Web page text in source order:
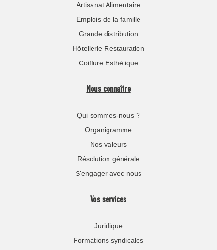
Artisanat Alimentaire
Emplois de la famille
Grande distribution
Hôtellerie Restauration
Coiffure Esthétique
Nous connaître
Qui sommes-nous ?
Organigramme
Nos valeurs
Résolution générale
S’engager avec nous
Vos services
Juridique
Formations syndicales